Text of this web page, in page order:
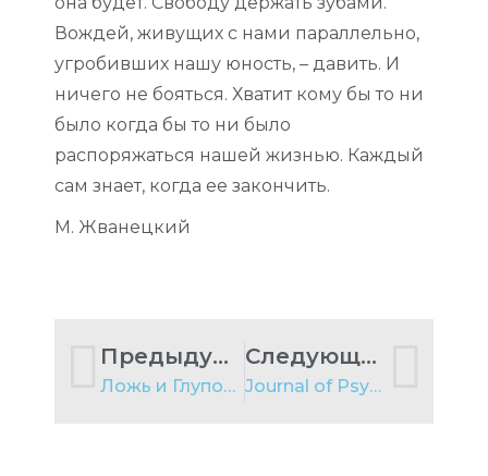
Вождей, живущих с нами параллельно,
угробивших нашу юность, – давить. И
ничего не бояться. Хватит кому бы то ни
было когда бы то ни было
распоряжаться нашей жизнью. Каждый
сам знает, когда ее закончить.
М. Жванецкий
Предыдущий пост
Ложь и Глупость
Следующий пост
Journal of Psychopharmacology